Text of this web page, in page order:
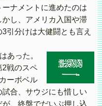
ナメントに進めたのは
し、アメリカ入国や滞
引分けは大健闘とも言え
あった。
2戦のスペ
ーボベル
合、サウジにも惜しい
、終盤でだいぶ押し込